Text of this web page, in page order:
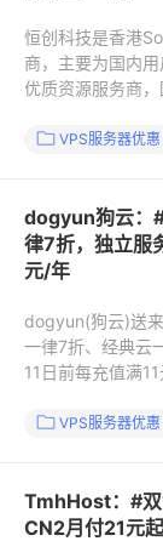
恒创科技是香港
商，主要为国内
优质资源服务商
VPS服务器优惠
dogyun狗云：
律7折，独立服
元/年
dogyun(狗云)送
一律7折、经典云
11日前每充值满
VPS服务器优惠
TmhHost：#
CN2月付21元起